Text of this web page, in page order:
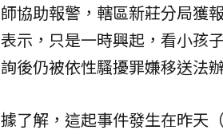
師協助報警，轄區新莊分局獲
表示，只是一時興起，看小孩
詢後仍被依性騷擾罪嫌移送法
據了解，這起事件發生在昨天